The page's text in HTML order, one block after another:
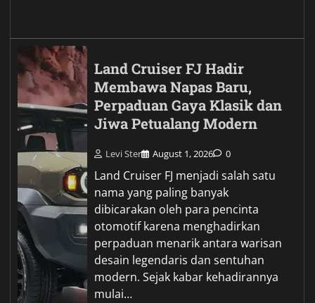
Land Cruiser FJ Hadir
Membawa Napas Baru,
Perpaduan Gaya Klasik dan
Jiwa Petualang Modern
Levi Ster August 1, 2026 0
Land Cruiser FJ menjadi salah satu
nama yang paling banyak
dibicarakan oleh para pencinta
otomotif karena menghadirkan
perpaduan menarik antara warisan
desain legendaris dan sentuhan
modern. Sejak kabar kehadirannya
mulai…